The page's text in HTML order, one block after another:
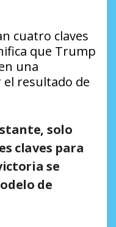
cuatro claves
que Trump
una
resultado de
solo
claves para
se
de